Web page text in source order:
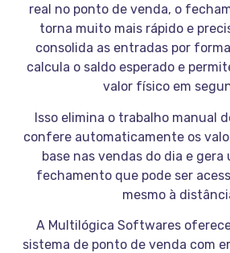
real no ponto de venda, o
torna muito mais rápido e
consolida as entradas por
calcula o saldo esperado e
valor físico em
Isso elimina o trabalho manual
confere automaticamente os
base nas vendas do dia e
fechamento que pode ser
mesmo à
A Multilógica Softwares
sistema de ponto de venda com